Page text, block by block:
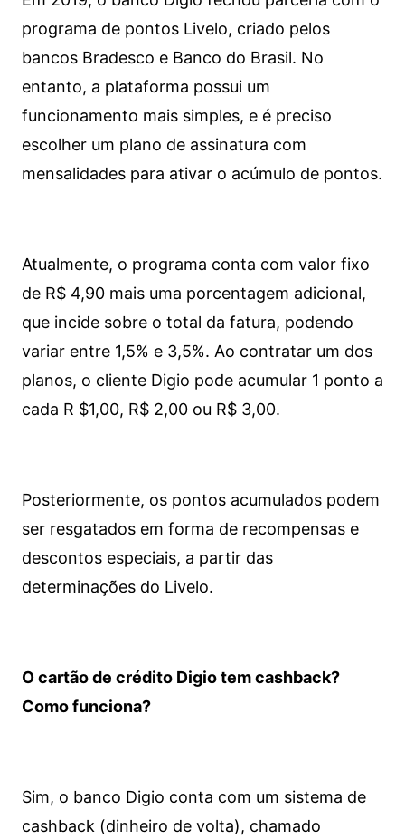
programa de pontos Livelo, criado pelos
bancos Bradesco e Banco do Brasil. No
entanto, a plataforma possui um
funcionamento mais simples, e é preciso
escolher um plano de assinatura com
mensalidades para ativar o acúmulo de pontos.
Atualmente, o programa conta com valor fixo
de R$ 4,90 mais uma porcentagem adicional,
que incide sobre o total da fatura, podendo
variar entre 1,5% e 3,5%. Ao contratar um dos
planos, o cliente Digio pode acumular 1 ponto a
cada R $1,00, R$ 2,00 ou R$ 3,00.
Posteriormente, os pontos acumulados podem
ser resgatados em forma de recompensas e
descontos especiais, a partir das
determinações do Livelo.
O cartão de crédito Digio tem cashback?
Como funciona?
Sim, o banco Digio conta com um sistema de
cashback (dinheiro de volta), chamado